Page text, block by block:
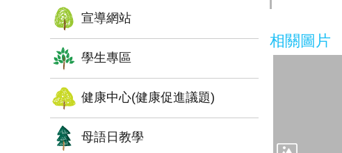
宣導網站
學生專區
健康中心(健康促進議題)
母語日教學
相關圖片